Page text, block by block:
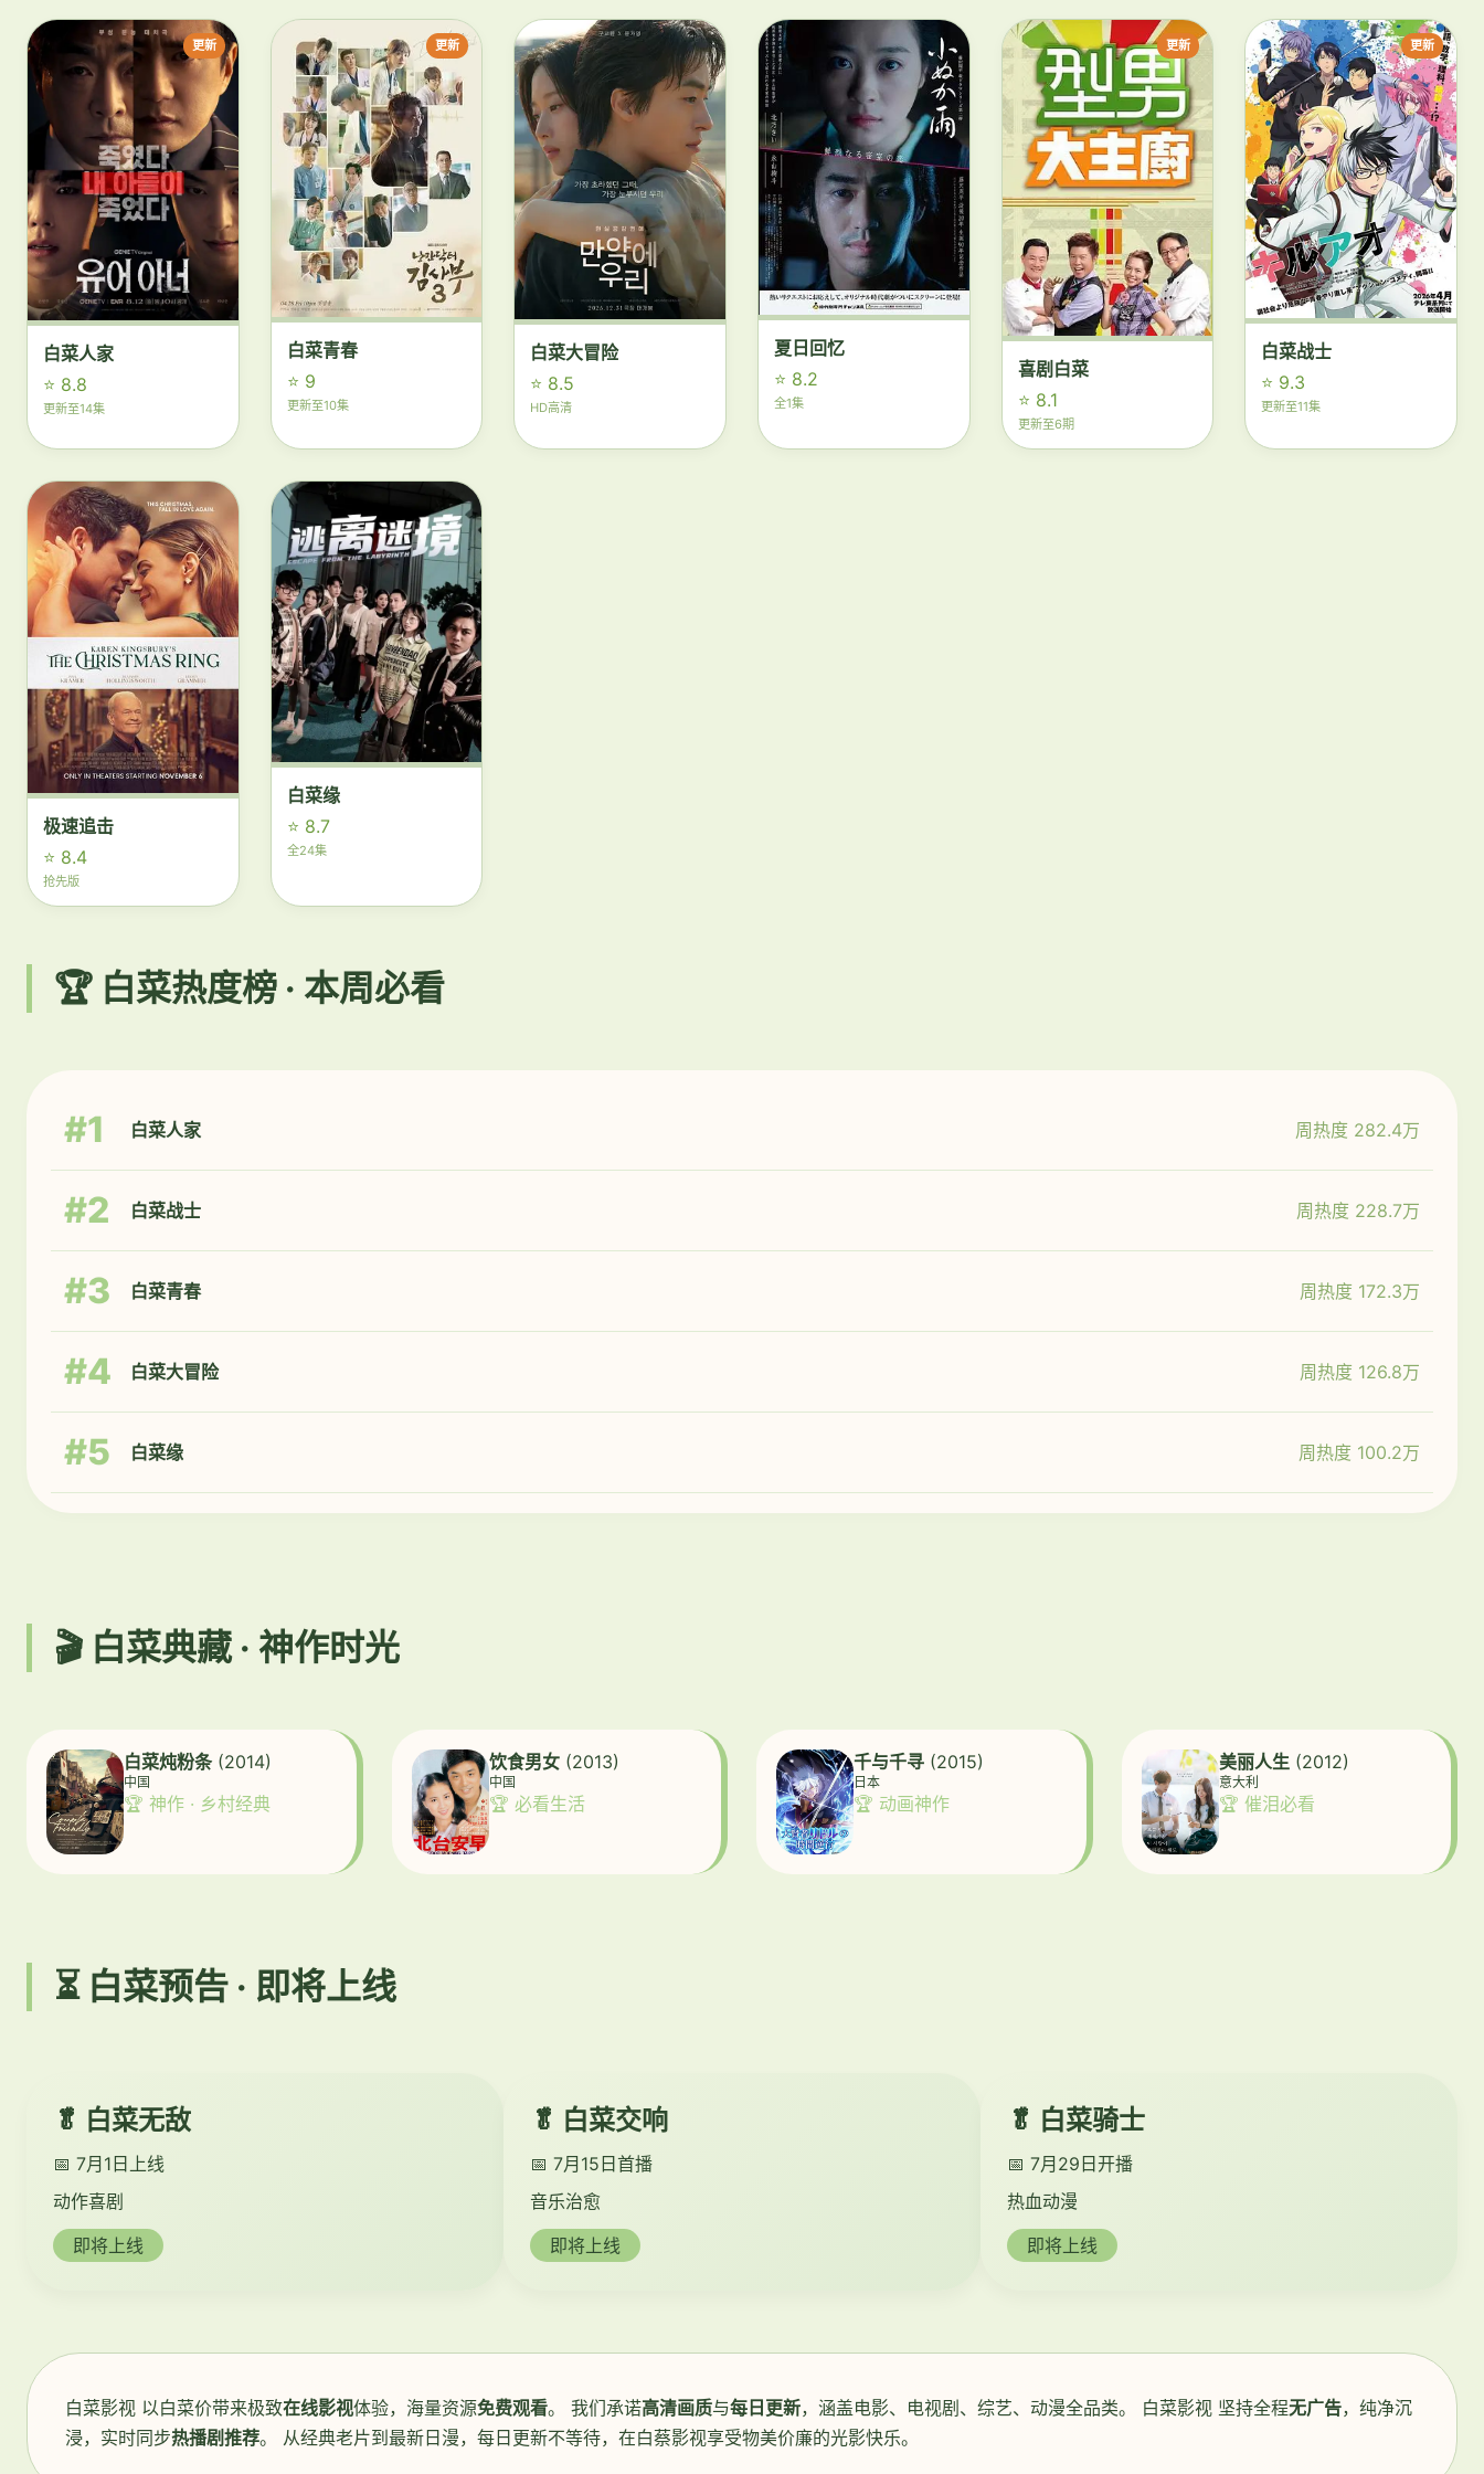
更新
白菜人家
⭐ 8.8
更新至14集
更新
白菜青春
⭐ 9
更新至10集
白菜大冒险
⭐ 8.5
HD高清
夏日回忆
⭐ 8.2
全1集
更新
喜剧白菜
⭐ 8.1
更新至6期
更新
白菜战士
⭐ 9.3
更新至11集
极速追击
⭐ 8.4
抢先版
白菜缘
⭐ 8.7
全24集
🏆 白菜热度榜 · 本周必看
#1 白菜人家 周热度 282.4万
#2 白菜战士 周热度 228.7万
#3 白菜青春 周热度 172.3万
#4 白菜大冒险 周热度 126.8万
#5 白菜缘 周热度 100.2万
🎬 白菜典藏 · 神作时光
白菜炖粉条(2014)
中国
🏆 神作 · 乡村经典
饮食男女(2013)
中国
🏆 必看生活
千与千寻 (2015)
日本
🏆 动画神作
美丽人生(2012)
意大利
🏆 催泪必看
⏳ 白菜预告 · 即将上线
🥬 白菜无敌
📅 7月1日上线
动作喜剧
即将上线
🥬 白菜交响
📅 7月15日首播
音乐治愈
即将上线
🥬 白菜骑士
📅 7月29日开播
热血动漫
即将上线
白菜影视 以白菜价带来极致在线影视体验，海量资源免费观看。 我们承诺高清画质与每日更新，涵盖电影、电视剧、综艺、动漫全品类。 白菜影视 坚持全程无广告，纯净沉
浸，实时同步热播剧推荐。 从经典老片到最新日漫，每日更新不等待，在白蔡影视享受物美价廉的光影快乐。